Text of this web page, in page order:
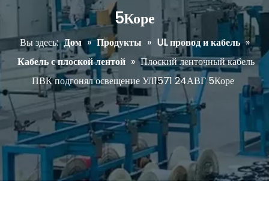
5Коре
Вы здесь: Дом » Продукты » UL провод и кабель »
Кабель с плоской лентой » Плоский ленточный кабель
ПВК подгонял освещение УЛ1571 24АВГ 5Коре